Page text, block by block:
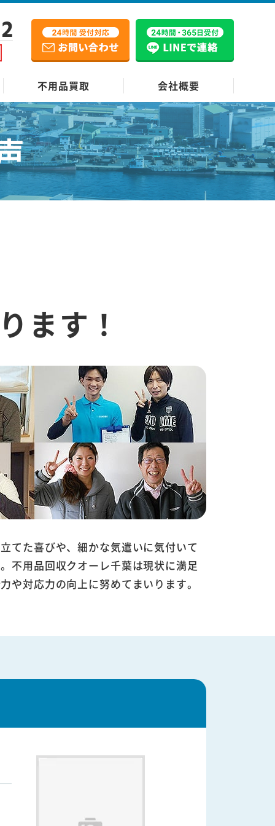
不用品買取 会社概要
ます！
てた喜びや、細かな気遣いに気付いて
不用品回収クオーレ千葉は現状に満足
対応力の向上に努めてまいります。